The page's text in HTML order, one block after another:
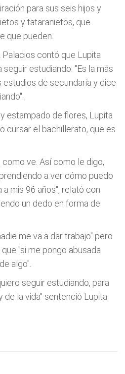
para sus seis hijos y
y tataranietos, que
que pueden.
Palacios contó que Lupita
estudiando: "Es la más
estudios de secundaria y dice
estampado de flores, Lupita
cursar el bachillerato, que es
como ve. Así como le digo,
a ver cómo puedo
mis 96 años", relató con
un dedo en forma de
me va a dar trabajo" pero
"si me pongo abusada
algo".
seguir estudiando, para
de la vida" sentenció Lupita